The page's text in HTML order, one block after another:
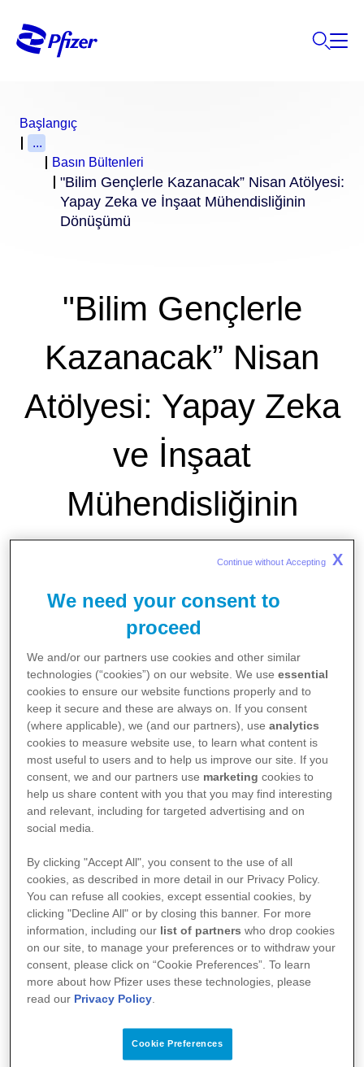
Başlangıç
...
Basın Bültenleri
"Bilim Gençlerle Kazanacak” Nisan Atölyesi:
Yapay Zeka ve İnşaat Mühendisliğinin
Dönüşümü
"Bilim Gençlerle
Kazanacak” Nisan
Atölyesi: Yapay Zeka
ve İnşaat
Mühendisliğinin
Dönüşümü
Bilimin rehberliğinde yürütülen çalışmalardan
ilham alarak gençleri bilimle buluşturmayı,
daha iyi bir gelecek için gençlere bilimi
Kazanacak Projesi’nin nisan ayı etkinlikleri
“Gerçek Zeka mı, Yapay Bir Algı mı?” ve “21.
Yüzyılda İnşaat Mühendisliğinin Dönüşümü”
konularına odaklanacak.
We need your consent to
proceed
We and/or our partners use cookies and other similar
technologies (“cookies”) on our website. We useessential
cookies to ensure our website functions properly and to
keep it secure and these are always on. If you consent
(where applicable), we (and our partners), useanalytics
cookies to measure website use, to learn what content is
most useful to users and to help us improve our site. If you
consent, we and our partners use marketing cookies to
help us share content with you that you may find interesting
and relevant, including for targeted advertising and on
social media.
By clicking "Accept All", you consent to the use of all
cookies, as described in more detail in our Privacy Policy.
You can refuse all cookies, except essential cookies, by
clicking "Decline All" or by closing this banner. For more
information, including our list of partners who drop cookies
on our site, to manage your preferences or to withdraw your
consent, please click on “Cookie Preferences”. To learn
more about how Pfizer uses these technologies, please
read our Privacy Policy.
Cookie Preferences
Continue without Accepting X